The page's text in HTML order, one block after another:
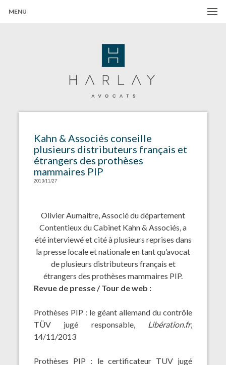
MENU
Kahn & Associés conseille
plusieurs distributeurs français et
étrangers des prothèses
mammaires PIP
2013/11/27
Olivier Aumaitre, Associé du département
Contentieux du Cabinet Kahn & Associés, a
été interviewé et cité à plusieurs reprises dans
la presse locale et nationale en tant qu’avocat
de plusieurs distributeurs français et
étrangers des prothèses mammaires PIP.
Revue de presse / Tour de web :
Prothèses PIP : le géant allemand du contrôle
TÜV jugé responsable, Libération.fr,
14/11/2013
Prothèses PIP : le certificateur TUV jugé